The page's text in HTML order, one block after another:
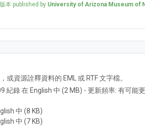
本 published by University of Arizona Museum of
資源詮釋資料的 EML 或 RTF 文字檔。
紀錄 在 English 中 (2 MB) - 更新頻率: 有可能
中 (8 KB)
中 (7 KB)